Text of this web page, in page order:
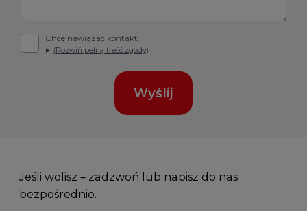
Jeśli wolisz – zadzwoń lub napisz do nas
bezpośrednio.
Chcę nawiązać kontakt.
(Rozwiń pełną treść zgody)
Wyślij